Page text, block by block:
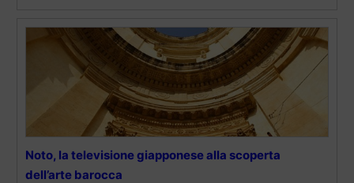
Noto, la televisione giapponese alla scoperta
dell’arte barocca